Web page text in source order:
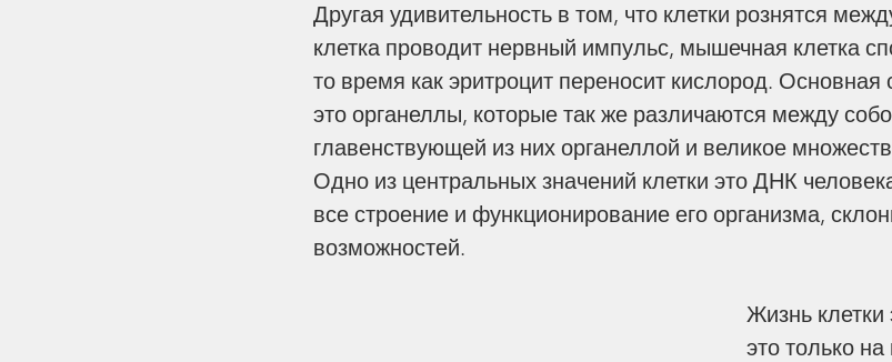
Our Recent Posts
Другая удивительность в том, что клетки рознятся
клетка проводит нервный импульс, мышечная клетка
то время как эритроцит переносит кислород.
это органеллы, которые так же различаются между
главенствующей из них органеллой и великое
Одно из центральных значений клетки это ДНК
все строение и функционирование его организма,
возможностей.
Жизнь
это только